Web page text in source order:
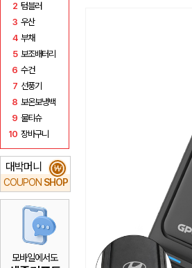
2 텀블러
3 우산
4 부채
5 보조배터리
6 수건
7 선풍기
8 보온보냉백
9 물티슈
10 장바구니
대박머니
COUPON SHOP
₩
모바일에서도